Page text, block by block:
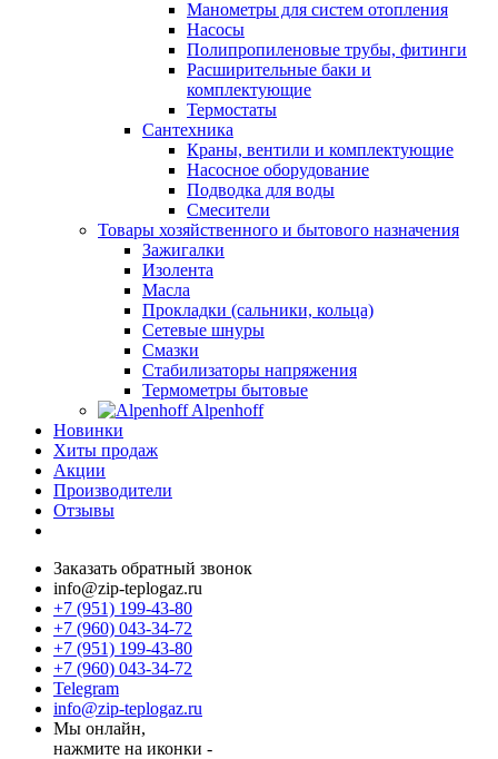
Манометры для систем отопления
Насосы
Полипропиленовые трубы, фитинги
Расширительные баки и
комплектующие
Термостаты
Сантехника
Краны, вентили и комплектующие
Насосное оборудование
Подводка для воды
Смесители
Товары хозяйственного и бытового назначения
Зажигалки
Изолента
Масла
Прокладки (сальники, кольца)
Сетевые шнуры
Смазки
Стабилизаторы напряжения
Термометры бытовые
Alpenhoff
Новинки
Хиты продаж
Акции
Производители
Отзывы
Заказать обратный звонок
info@zip-teplogaz.ru
+7 (951) 199-43-80
+7 (960) 043-34-72
+7 (951) 199-43-80
+7 (960) 043-34-72
Telegram
info@zip-teplogaz.ru
Мы онлайн,
нажмите на иконки -